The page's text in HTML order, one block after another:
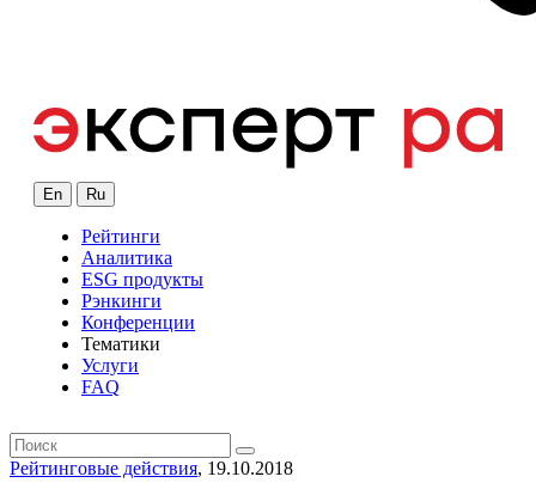
En Ru
Рейтинги
Аналитика
ESG продукты
Рэнкинги
Конференции
Тематики
Услуги
FAQ
Рейтинговые действия, 19.10.2018